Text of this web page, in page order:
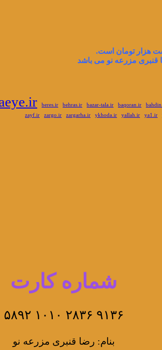
مزرعه نو می باشد
baqoran.ir
bazar-tala.ir
behras.ir
beres.ir
ya1.ir
yallah.ir
ykhoda.ir
zargarha.ir
zargo.ir
zayf.ir
شماره کارت
۹۱۳۶ ۲۸۳۶ ۱۰۱۰ ۵۸۹۲
بنام: رضا قنبری مزرعه نو